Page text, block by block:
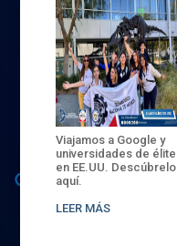
Viajamos a Google y
universidades de élite
en EE.UU. Descúbrelo
aquí.
LEER MÁS